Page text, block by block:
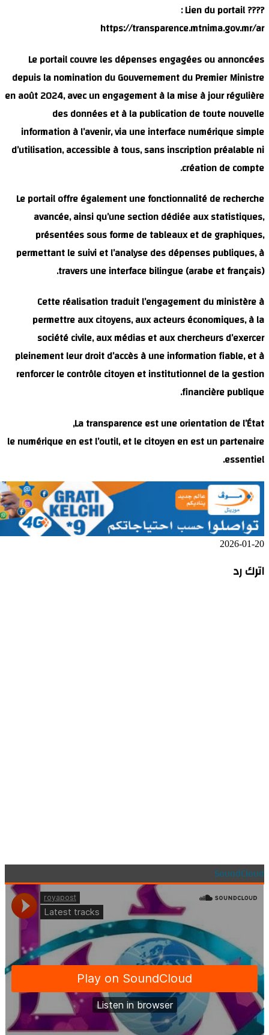
Le portail
depuis la
en août 2024, avec
des
information à
d’utilisation,
Le portail offre
avancée,
présentées
permettant le
travers
Cette
permettre aux
société
pleinement leur
renforcer le
La
le numérique en